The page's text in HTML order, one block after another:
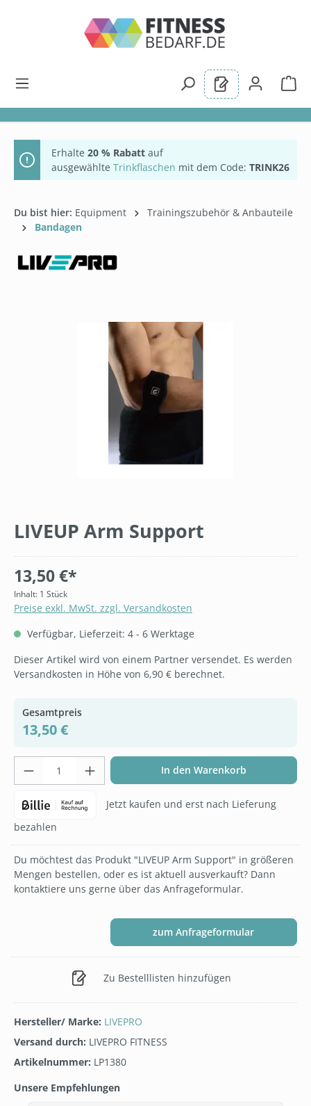
Erhalte 20 % Rabatt auf
ausgewählte Trinkflaschen mit dem Code: TRINK26
Du bist hier: Equipment
Trainingszubehör & Anbauteile
Bandagen
LIVEUP Arm Support
13,50 €*
Inhalt: 1 Stück
Preise exkl. MwSt. zzgl. Versandkosten
Verfügbar, Lieferzeit: 4 - 6 Werktage
Dieser Artikel wird von einem Partner versendet. Es werden
Versandkosten in Höhe von 6,90 € berechnet.
Gesamtpreis
13,50 €
Produkt Anzahl: Gib den gewünschten
In den Warenkorb
Jetzt kaufen und erst nach Lieferung
bezahlen
Du möchtest das Produkt "LIVEUP Arm Support" in größeren
Mengen bestellen, oder es ist aktuell ausverkauft? Dann
kontaktiere uns gerne über das Anfrageformular.
zum Anfrageformular
Zu Bestelllisten hinzufügen
Hersteller/ Marke: LIVEPRO
Versand durch: LIVEPRO FITNESS
Artikelnummer: LP1380
Unsere Empfehlungen